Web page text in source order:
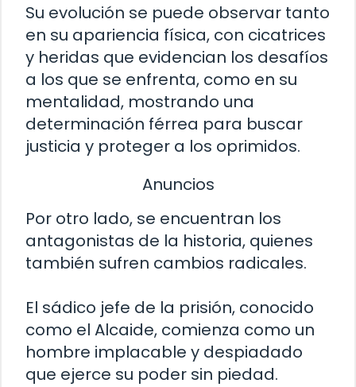
Su evolución se puede observar tanto
en su apariencia física, con cicatrices
y heridas que evidencian los desafíos
a los que se enfrenta, como en su
mentalidad, mostrando una
determinación férrea para buscar
justicia y proteger a los oprimidos.
Anuncios
Por otro lado, se encuentran los
antagonistas de la historia, quienes
también sufren cambios radicales.
El sádico jefe de la prisión, conocido
como el Alcaide, comienza como un
hombre implacable y despiadado
que ejerce su poder sin piedad.